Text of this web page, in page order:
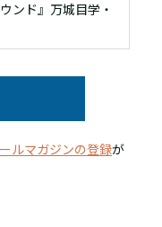
ンド』万城目学・
ルマガジンの登録が